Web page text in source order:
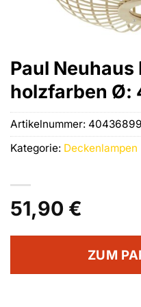
Paul
holzfarben Ø:
51,90 €
ZUM
Artikelnummer:
Kategorie: Deckenlampen